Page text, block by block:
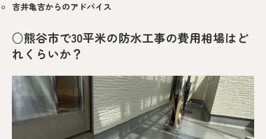
吉井亀吉からのアドバイス
○熊谷市で30平米の防水工事の費用相場はど
れくらいか？